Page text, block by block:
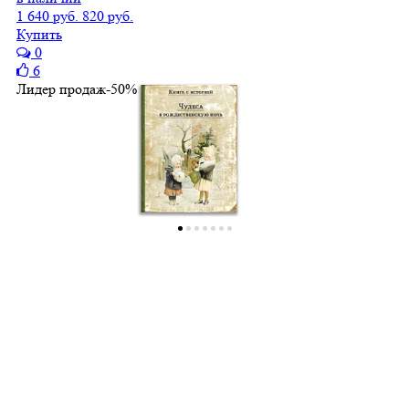
1 640 руб. 820 руб.
Купить
0
6
Лидер продаж-50%